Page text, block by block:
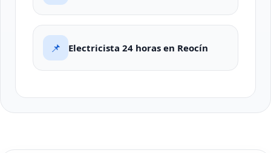
📌 Electricista 24 horas en Reocín